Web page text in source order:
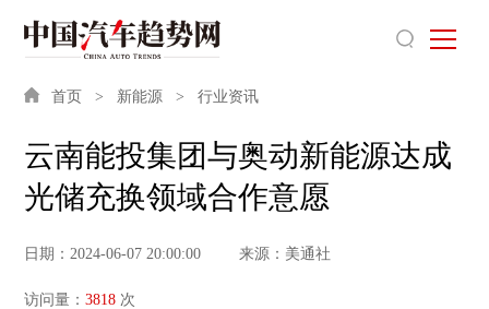
首页 新能源 行业资讯
云南能投集团与奥动新能源达成
光储充换领域合作意愿
日期：2024-06-07 20:00:00 来源：美通社
访问量：3818 次